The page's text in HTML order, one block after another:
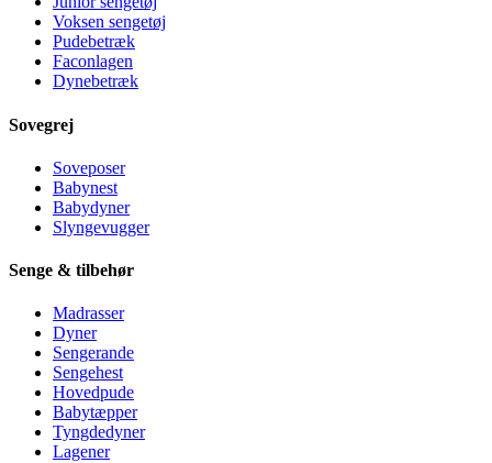
Voksen sengetøj
Pudebetræk
Faconlagen
Dynebetræk
Sovegrej
Soveposer
Babynest
Babydyner
Slyngevugger
Senge & tilbehør
Madrasser
Dyner
Sengerande
Sengehest
Hovedpude
Babytæpper
Tyngdedyner
Lagener